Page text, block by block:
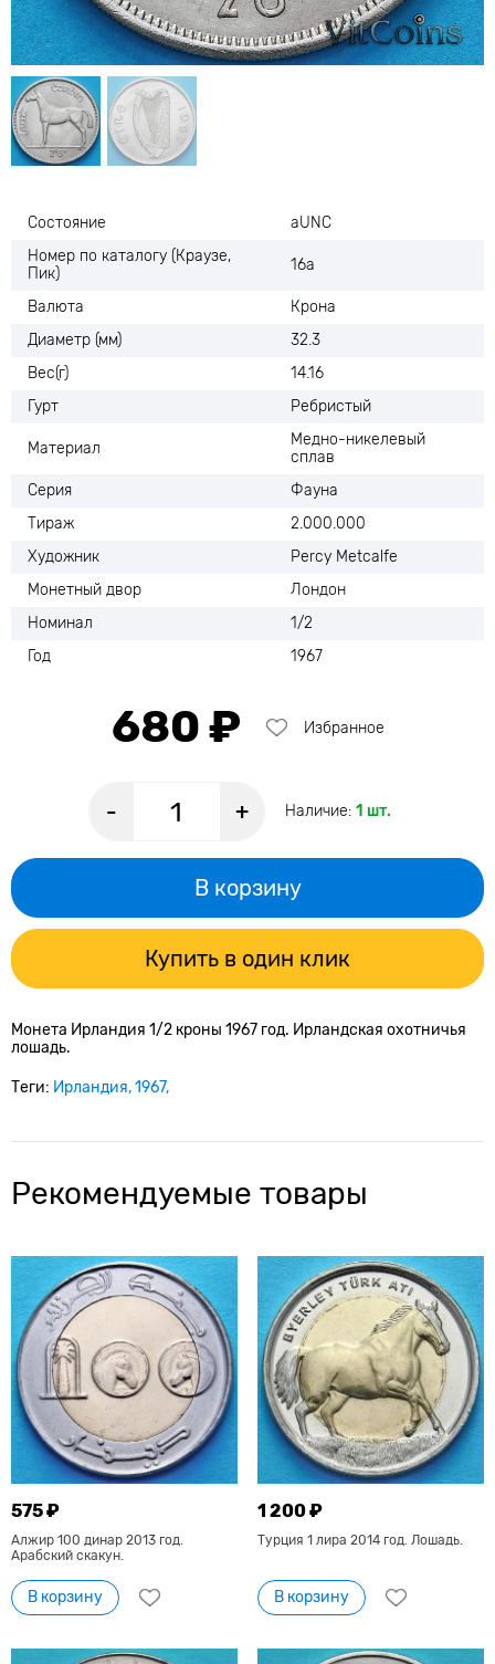
Состояние
aUNC
Номер по каталогу (Краузе,
Пик)
16а
Валюта
Крона
Диаметр (мм)
32.3
Вес(г)
14.16
Гурт
Ребристый
Материал
Медно-никелевый
сплав
Серия
Фауна
Тираж
2.000.000
Художник
Percy Metcalfe
Монетный двор
Лондон
Номинал
1/2
Год
1967
680 ₽ Избранное
- + Наличие: 1 шт.
В корзину
Купить в один клик
Монета Ирландия 1/2 кроны 1967 год. Ирландская охотничья
лошадь.
Теги: Ирландия 1967
Рекомендуемые товары
575 ₽
Алжир 100 динар 2013 год.
Арабский скакун.
В корзину
1 200 ₽
Турция 1 лира 2014 год. Лошадь.
В корзину